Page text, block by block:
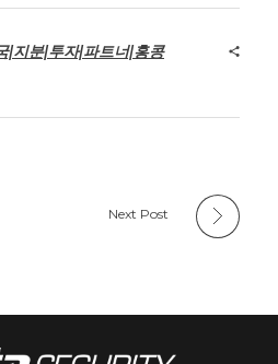
분|투자|파트너|홍콩
Next Post